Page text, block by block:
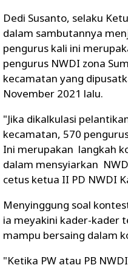
Dedi Susanto, selaku
dalam sambutannya
pengurus kali ini
pengurus NWDI zona
kecamatan yang
November 2021 lalu.
"Jika dikalkulasi
kecamatan, 570
Ini merupakan langkah
dalam mensyiarkan
cetus ketua II PD NWDI
Menyinggung soal
ia meyakini kader-kader
mampu bersaing dalam
"Ketika PW atau PB